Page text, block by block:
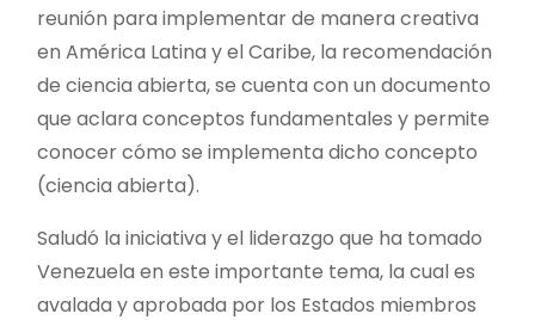
reunión para implementar de manera creativa
en América Latina y el Caribe, la recomendación
de ciencia abierta, se cuenta con un documento
que aclara conceptos fundamentales y permite
conocer cómo se implementa dicho concepto
(ciencia abierta).
Saludó la iniciativa y el liderazgo que ha tomado
Venezuela en este importante tema, la cual es
avalada y aprobada por los Estados miembros